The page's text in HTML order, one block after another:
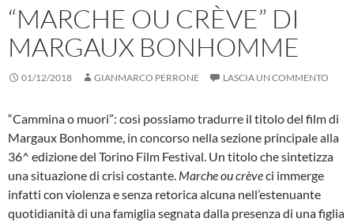
“MARCHE OU CRÈVE” DI
MARGAUX BONHOMME
01/12/2018 GIANMARCO PERRONE LASCIA UN COMMENTO
“Cammina o muori”: così possiamo tradurre il titolo del film di
Margaux Bonhomme, in concorso nella sezione principale alla
36^ edizione del Torino Film Festival. Un titolo che sintetizza
una situazione di crisi costante. Marche ou crèveci immerge
infatti con violenza e senza retorica alcuna nell’estenuante
quotidianità di una famiglia segnata dalla presenza di una figlia